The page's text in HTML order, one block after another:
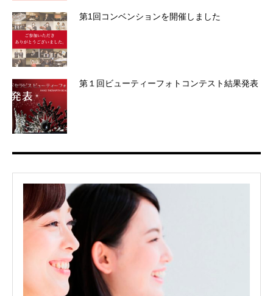
第1回コンベンションを開催しました
第１回ビューティーフォトコンテスト結果発表